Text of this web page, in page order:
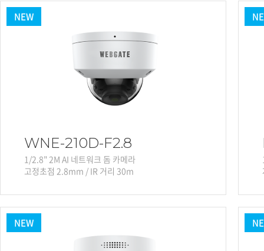
NEW
WNE-210D-F2.8
1/2.8" 2M AI 네트워크 돔 카메라
고정초점 2.8mm / IR 거리 30m
NEW